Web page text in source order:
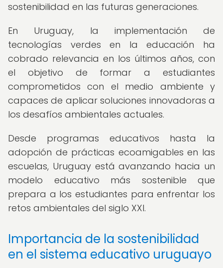
sostenibilidad en las futuras generaciones.
En Uruguay, la implementación de
tecnologías verdes en la educación ha
cobrado relevancia en los últimos años, con
el objetivo de formar a estudiantes
comprometidos con el medio ambiente y
capaces de aplicar soluciones innovadoras a
los desafíos ambientales actuales.
Desde programas educativos hasta la
adopción de prácticas ecoamigables en las
escuelas, Uruguay está avanzando hacia un
modelo educativo más sostenible que
prepara a los estudiantes para enfrentar los
retos ambientales del siglo XXI.
Importancia de la sostenibilidad
en el sistema educativo uruguayo